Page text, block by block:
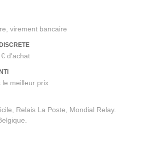
virement bancaire
d'achat
le meilleur prix
Relais La Poste, Mondial Relay.